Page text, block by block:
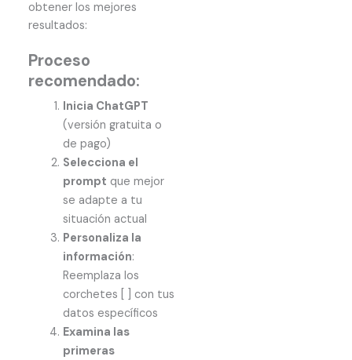
obtener los mejores
resultados:
Proceso
recomendado:
Inicia ChatGPT
(versión gratuita o
de pago)
Selecciona el
prompt que mejor
se adapte a tu
situación actual
Personaliza la
información:
Reemplaza los
corchetes [ ] con tus
datos específicos
Examina las
primeras